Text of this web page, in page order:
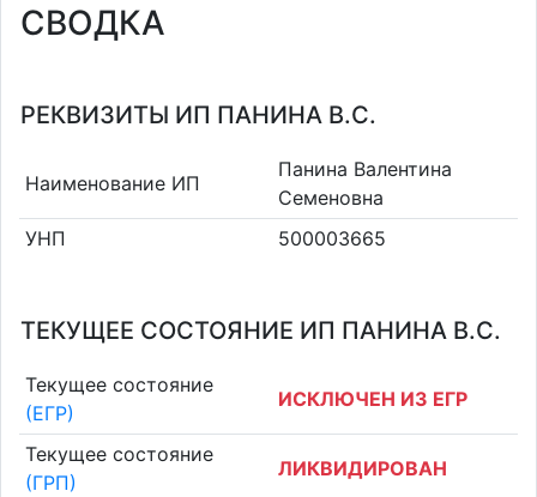
СВОДКА
РЕКВИЗИТЫ ИП ПАНИНА В.С.
Наименование ИП
Панина Валентина
Семеновна
УНП
500003665
ТЕКУЩЕЕ СОСТОЯНИЕ ИП ПАНИНА В.С.
Текущее состояние
(ЕГР)
ИСКЛЮЧЕН ИЗ ЕГР
Текущее состояние
(ГРП)
ЛИКВИДИРОВАН